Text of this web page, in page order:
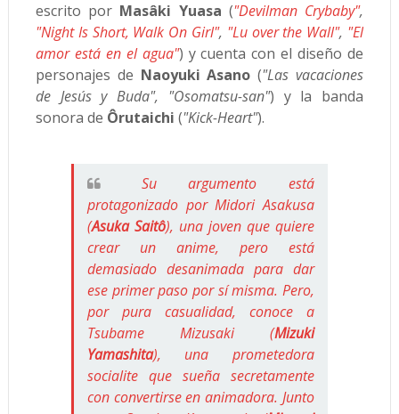
escrito por Masâki Yuasa ("Devilman Crybaby",
"Night Is Short, Walk On Girl", "Lu over the Wall", "El
amor está en el agua") y cuenta con el diseño de
personajes de Naoyuki Asano("Las vacaciones
de Jesús y Buda", "Osomatsu-san") y la banda
sonora de Ôrutaichi ("Kick-Heart").
Su argumento está
protagonizado por Midori Asakusa
(Asuka Saitô), una joven que quiere
crear un anime, pero está
demasiado desanimada para dar
ese primer paso por sí misma. Pero,
por pura casualidad, conoce a
Tsubame Mizusaki (Mizuki
Yamashita), una prometedora
socialite que sueña secretamente
con convertirse en animadora. Junto